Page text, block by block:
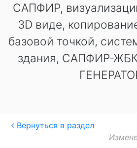
САПФИР,
3D виде,
базовой точкой,
здания, САПФИР-
Вернуться в раздел